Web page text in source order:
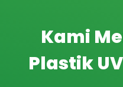
Kami
Plastik